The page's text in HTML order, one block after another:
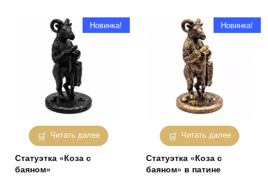
Читать далее
Новинка!
Статуэтка «Коза с
баяном»
Читать далее
Новинка!
Статуэтка «Коза с
баяном» в патине